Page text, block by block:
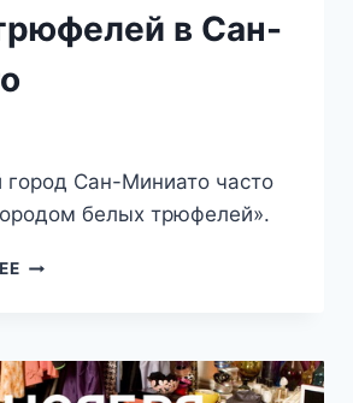
в Сан-
город Сан-Миниато часто
белых трюфелей».
12.11
ТРЮФЕЛЕЙ
В